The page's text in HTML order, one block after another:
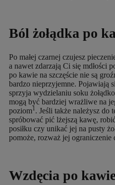
Ból żołądka po
Po małej czarnej czujesz
a nawet zdarzają Ci się mdłości
po kawie na szczęście nie są
bardzo nieprzyjemne. Pojawiają
sprzyja wydzielaniu soku
mogą być bardziej wrażliwe na
poziom1. Jeśli także należysz do
spróbować pić lżejszą kawę,
posiłku czy unikać jej na pusty
pomoże, rozważ jej ograniczenie
Wzdęcia po